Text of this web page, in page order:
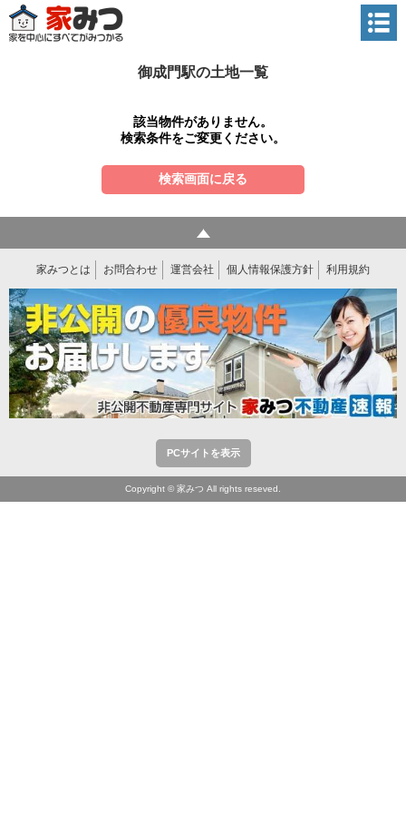
御成門駅の土地一覧
該当物件がありません。
検索条件をご変更ください。
検索画面に戻る
家みつとは お問合わせ 運営会社 個人情報保護方針 利用規約
PCサイトを表示
Copyright © 家みつ All rights reseved.